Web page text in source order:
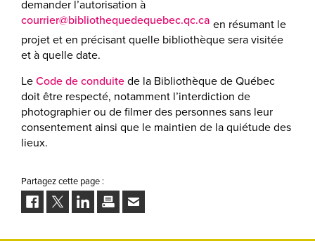
demander l’autorisation à
courrier@bibliothequedequebec.qc.ca en résumant le
projet et en précisant quelle bibliothèque sera visitée
et à quelle date.
LeCode de conduitede la Bibliothèque de Québec
doit être respecté, notamment l’interdiction de
photographier ou de filmer des personnes sans leur
consentement ainsi que le maintien de la quiétude des
lieux.
Partagez cette page :
FacebookTwitterLinkedInImprimerEnvoyer
à